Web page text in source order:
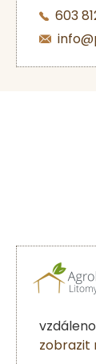
603
zobrazit